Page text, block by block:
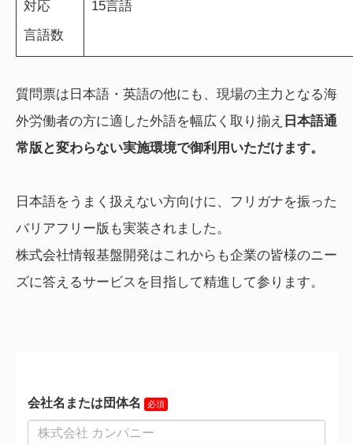
対応
言語数
15言語
質問票は日本語・英語の他にも、現場の主力となる海
外労働者の方に適した外語を幅広く取り揃え 日本語通
常版と変わらない実施環境で御利用いただけます。
日本語をうまく扱えない方向けに、フリガナを振った
バリアフリー版も実装されました。
株式会社情報基盤開発はこれからも企業の皆様のニー
ズに答えるサービスを目指して精進して参ります。